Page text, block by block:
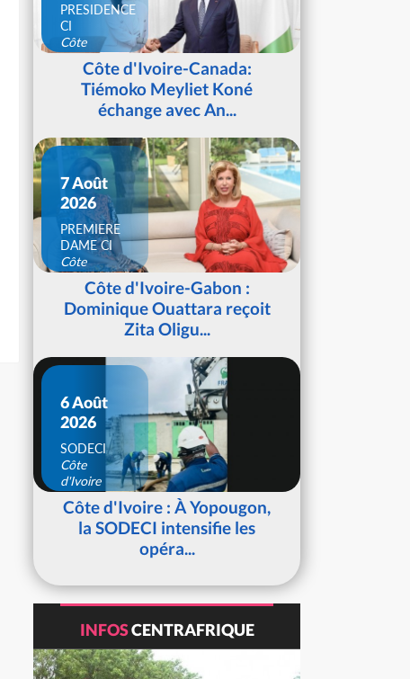
PRESIDENCE
CI
Côte
d'IvoireCôte d'Ivoire-Canada:
Tiémoko Meyliet Koné
échange avec An...
7 Août
2026
PREMIERE
DAME CI
Côte
d'IvoireCôte d'Ivoire-Gabon :
Dominique Ouattara reçoit
Zita Oligu...
6 Août
2026
SODECI
Côte
d'Ivoire
Côte d'Ivoire : À Yopougon,
la SODECI intensifie les
opéra...
INFOSCENTRAFRIQUE